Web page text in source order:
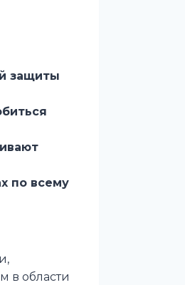
защиты
по всему
в области